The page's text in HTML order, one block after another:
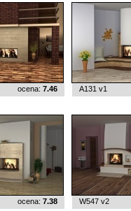
ocena: 7.46 A131 v1
ocena: 7.38 W547 v2